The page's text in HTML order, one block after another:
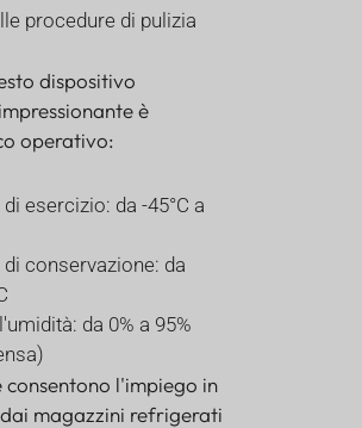
procedure di pulizia
dispositivo
è
operativo:
esercizio: da -45°C a
conservazione: da
da 0% a 95%
consentono l'impiego in
magazzini refrigerati